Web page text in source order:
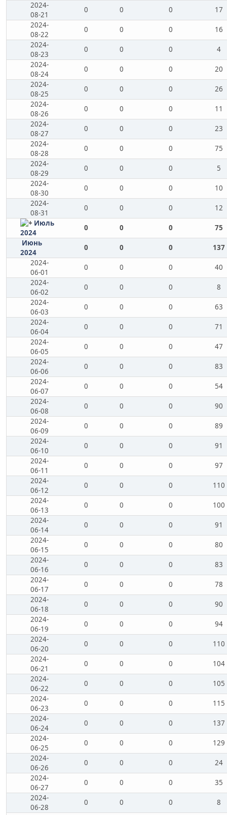
2024-
08-21
0 0 0
17
2024-
08-22
0 0 0
16
2024-
08-23
0 0 0
4
2024-
08-24
0 0 0
20
2024-
08-25
0 0 0
26
2024-
08-26
0 0 0
11
2024-
08-27
0 0 0
23
2024-
08-28
0 0 0
75
2024-
08-29
0 0 0
5
2024-
08-30
0 0 0
10
2024-
08-31
0 0 0
12
Июль
2024
0 0 0
75
Июнь
2024
0 0 0
137
2024-
06-01
0 0 0
40
2024-
06-02
0 0 0
8
2024-
06-03
0 0 0
63
2024-
06-04
0 0 0
71
2024-
06-05
0 0 0
47
2024-
06-06
0 0 0
83
2024-
06-07
0 0 0
54
2024-
06-08
0 0 0
90
2024-
06-09
0 0 0
89
2024-
06-10
0 0 0
91
2024-
06-11
0 0 0
97
2024-
06-12
0 0 0
110
2024-
06-13
0 0 0
100
2024-
06-14
0 0 0
91
2024-
06-15
0 0 0
80
2024-
06-16
0 0 0
83
2024-
06-17
0 0 0
78
2024-
06-18
0 0 0
90
2024-
06-19
0 0 0
94
2024-
06-20
0 0 0
110
2024-
06-21
0 0 0
104
2024-
06-22
0 0 0
105
2024-
06-23
0 0 0
115
2024-
06-24
0 0 0
137
2024-
06-25
0 0 0
129
2024-
06-26
0 0 0
24
2024-
06-27
0 0 0
35
2024-
06-28
0 0 0
8